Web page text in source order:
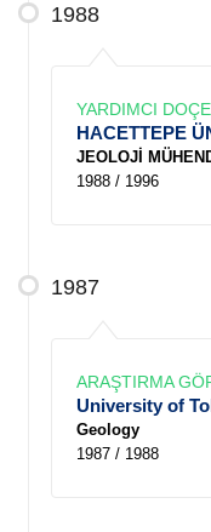
1988
YARDIMCI
HACETTEPE
JEOLOJİ
1988 / 1996
1987
ARAŞTIRMA
University of
Geology
1987 / 1988